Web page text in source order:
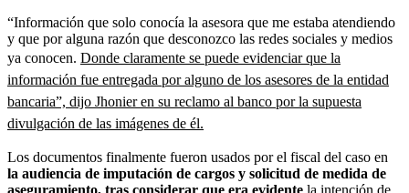
“Información que solo conocía la asesora que me estaba atendiendo
y que por alguna razón que desconozco las redes sociales y medios
ya conocen. Donde claramente se puede evidenciar que la
información fue entregada por alguno de los asesores de la entidad
bancaria”, dijo Jhonier en su reclamo al banco por la supuesta
divulgación de las imágenes de él.
Los documentos finalmente fueron usados por el fiscal del caso en
la audiencia de imputación de cargos y solicitud de medida de
aseguramiento, tras considerar que era evidente la intención de